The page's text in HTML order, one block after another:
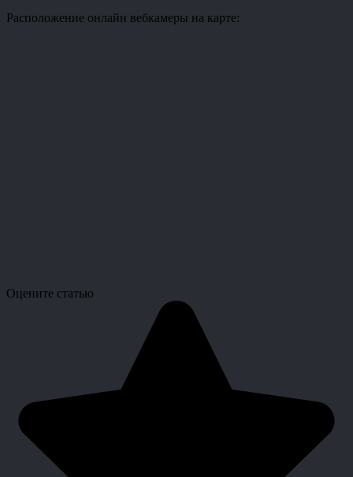
Расположение онлайн вебкамеры на карте:
Оцените статью